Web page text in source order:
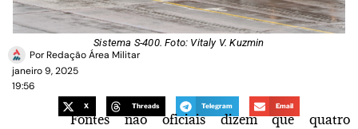
Sistema S-400. Foto: Vitaly V. Kuzmin
PorRedação Área Militar
janeiro 9, 2025
19:56
X Threads Telegram Email
Fontes não oficiais dizem que quatro